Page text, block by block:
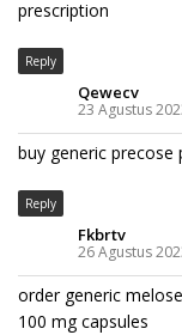
prescription
Reply
Qewecv
23 Agustus
buy generic precose
Reply
Fkbrtv
26 Agustus
order generic
100 mg capsules